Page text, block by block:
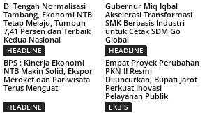
Di Tengah Normalisasi
Tambang, Ekonomi NTB
Tetap Melaju, Tumbuh
7,41 Persen dan Terbaik
Kedua Nasional
Gubernur Miq Iqbal
Akselerasi Transformasi
SMK Berbasis Industri
untuk Cetak SDM Go
Global
HEADLINE
BPS : Kinerja Ekonomi
NTB Makin Solid, Ekspor
Meroket dan Pariwisata
Terus Menguat
HEADLINE
Empat Proyek Perubahan
PKN II Resmi
Diluncurkan, Bupati Jarot
Perkuat Inovasi
Pelayanan Publik
HEADLINE EKBIS